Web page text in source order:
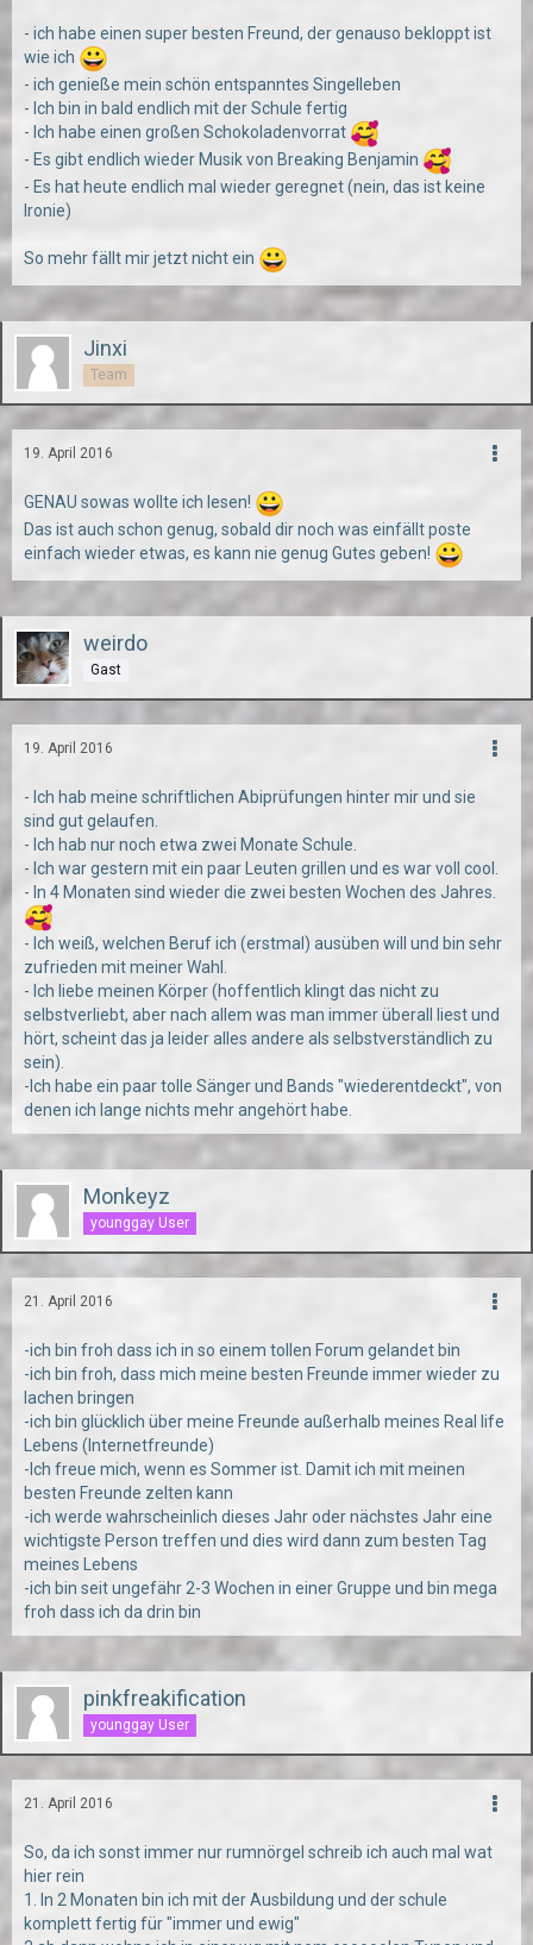
- ich habe einen super besten Freund, der genauso bekloppt ist
wie ich
- ich genieße mein schön entspanntes Singelleben
- Ich bin in bald endlich mit der Schule fertig
- Ich habe einen großen Schokoladenvorrat
- Es gibt endlich wieder Musik von Breaking Benjamin
- Es hat heute endlich mal wieder geregnet (nein, das ist keine
Ironie)
So mehr fällt mir jetzt nicht ein
Jinxi
Team
19. April 2016
GENAU sowas wollte ich lesen!
Das ist auch schon genug, sobald dir noch was einfällt poste
einfach wieder etwas, es kann nie genug Gutes geben!
weirdo
Gast
19. April 2016
- Ich hab meine schriftlichen Abiprüfungen hinter mir und sie
sind gut gelaufen.
- Ich hab nur noch etwa zwei Monate Schule.
- Ich war gestern mit ein paar Leuten grillen und es war voll cool.
- In 4 Monaten sind wieder die zwei besten Wochen des Jahres.
- Ich weiß, welchen Beruf ich (erstmal) ausüben will und bin sehr
zufrieden mit meiner Wahl.
- Ich liebe meinen Körper (hoffentlich klingt das nicht zu
selbstverliebt, aber nach allem was man immer überall liest und
hört, scheint das ja leider alles andere als selbstverständlich zu
sein).
-Ich habe ein paar tolle Sänger und Bands "wiederentdeckt", von
denen ich lange nichts mehr angehört habe.
Monkeyz
younggay User
21. April 2016
-ich bin froh dass ich in so einem tollen Forum gelandet bin
-ich bin froh, dass mich meine besten Freunde immer wieder zu
lachen bringen
-ich bin glücklich über meine Freunde außerhalb meines Real life
Lebens (Internetfreunde)
-Ich freue mich, wenn es Sommer ist. Damit ich mit meinen
besten Freunde zelten kann
-ich werde wahrscheinlich dieses Jahr oder nächstes Jahr eine
wichtigste Person treffen und dies wird dann zum besten Tag
meines Lebens
-ich bin seit ungefähr 2-3 Wochen in einer Gruppe und bin mega
froh dass ich da drin bin
pinkfreakification
younggay User
21. April 2016
So, da ich sonst immer nur rumnörgel schreib ich auch mal wat
hier rein
1. In 2 Monaten bin ich mit der Ausbildung und der schule
komplett fertig für "immer und ewig"